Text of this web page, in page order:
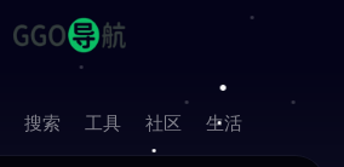
搜索 工具 社区 生活